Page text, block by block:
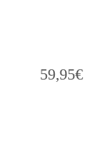
59,95€